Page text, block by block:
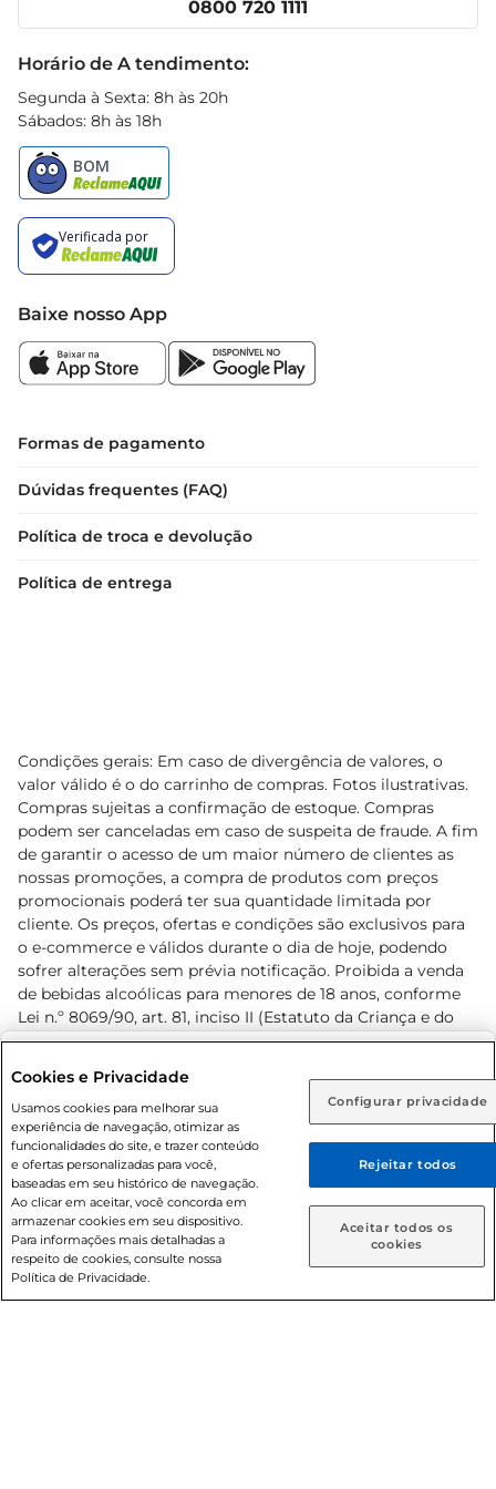
Rio de Janeiro (RJ) Goiás (GO)
Ou
Caso queira comprar online, informe como deseja receber
suas compras:
Entrega em casa Retire em Loja
0800 720 1111
Horário de A tendimento:
Segunda à Sexta: 8h às 20h
Sábados: 8h às 18h
Baixe nosso App
Formas de pagamento
Dúvidas frequentes (FAQ)
Política de troca e devolução
Política de entrega
Condições gerais: Em caso de divergência de valores, o
valor válido é o do carrinho de compras. Fotos ilustrativas.
Compras sujeitas a confirmação de estoque. Compras
podem ser canceladas em caso de suspeita de fraude. A fim
de garantir o acesso de um maior número de clientes as
nossas promoções, a compra de produtos com preços
promocionais poderá ter sua quantidade limitada por
cliente. Os preços, ofertas e condições são exclusivos para
o e-commerce e válidos durante o dia de hoje, podendo
sofrer alterações sem prévia notificação. Proibida a venda
de bebidas alcoólicas para menores de 18 anos, conforme
Lei n.º 8069/90, art. 81, inciso II (Estatuto da Criança e do
Adolescente). Preços e condições exclusivos para o
prévio. O valor mínimo para as compras on-line é de R$
80,00.
© 2026 Copyright. Todos os direitos
reservados Prezunic.
Cookies e Privacidade
Usamos cookies para melhorar sua
experiência de navegação, otimizar as
funcionalidades do site, e trazer conteúdo
e ofertas personalizadas para você,
baseadas em seu histórico de navegação.
Ao clicar em aceitar, você concorda em
armazenar cookies em seu dispositivo.
Para informações mais detalhadas a
respeito de cookies, consulte nossa
Política de Privacidade.
Configurar privacidade
Rejeitar todos
Aceitar todos os
cookies